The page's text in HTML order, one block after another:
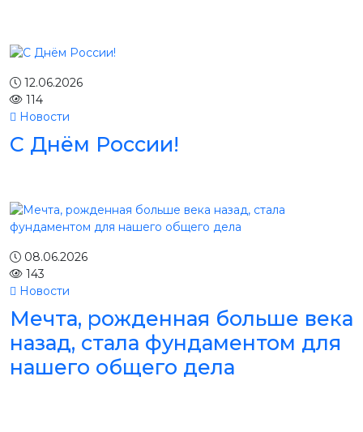
12.06.2026
114
Новости
С Днём России!
08.06.2026
143
Новости
Мечта, рожденная больше века
назад, стала фундаментом для
нашего общего дела